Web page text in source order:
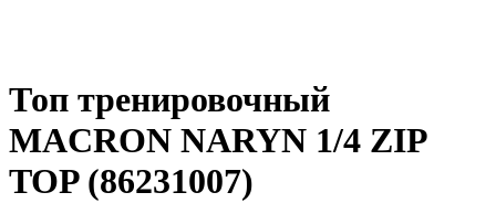
Топ тренировочный
MACRON NARYN 1/4 ZIP
TOP (86231007)